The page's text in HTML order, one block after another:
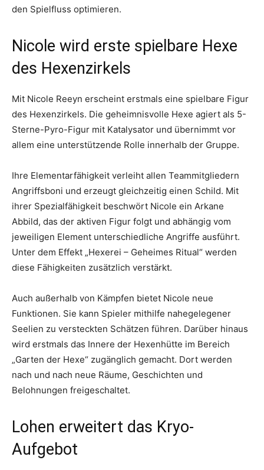
den Spielfluss optimieren.
Nicole wird erste spielbare Hexe
des Hexenzirkels
Mit Nicole Reeyn erscheint erstmals eine spielbare Figur
des Hexenzirkels. Die geheimnisvolle Hexe agiert als 5-
Sterne-Pyro-Figur mit Katalysator und übernimmt vor
allem eine unterstützende Rolle innerhalb der Gruppe.
Ihre Elementarfähigkeit verleiht allen Teammitgliedern
Angriffsboni und erzeugt gleichzeitig einen Schild. Mit
ihrer Spezialfähigkeit beschwört Nicole ein Arkane
Abbild, das der aktiven Figur folgt und abhängig vom
jeweiligen Element unterschiedliche Angriffe ausführt.
Unter dem Effekt „Hexerei – Geheimes Ritual“ werden
diese Fähigkeiten zusätzlich verstärkt.
Auch außerhalb von Kämpfen bietet Nicole neue
Funktionen. Sie kann Spieler mithilfe nahegelegener
Seelien zu versteckten Schätzen führen. Darüber hinaus
wird erstmals das Innere der Hexenhütte im Bereich
„Garten der Hexe“ zugänglich gemacht. Dort werden
nach und nach neue Räume, Geschichten und
Belohnungen freigeschaltet.
Lohen erweitert das Kryo-
Aufgebot